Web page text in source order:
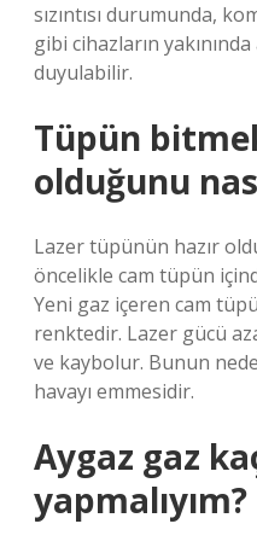
sızıntısı durumunda,
gibi cihazların yakınında
duyulabilir.
Tüpün
olduğunu
Lazer tüpünün hazır
öncelikle cam tüpün
Yeni gaz içeren cam
renktedir. Lazer gücü
ve kaybolur. Bunun
havayı emmesidir.
Aygaz gaz
yapmalıyım?